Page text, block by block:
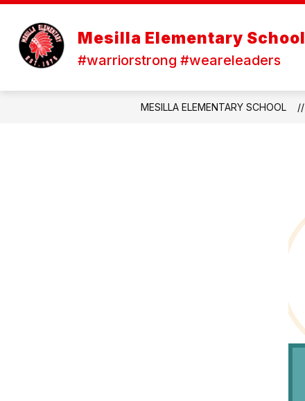
Skip
content
Mesilla Elementary School
#warriorstrong #weareleaders
MESILLA ELEMENTARY SCHOOL